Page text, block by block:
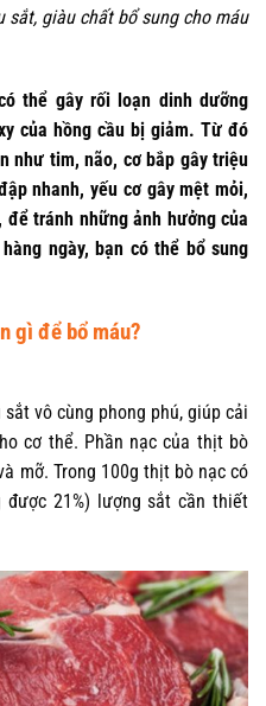
giàu chất bổ sung cho máu
thể gây rối loạn dinh dưỡng
của hồng cầu bị giảm. Từ đó
như tim, não, cơ bắp gây triệu
nhanh, yếu cơ gây mệt mỏi,
tránh những ảnh hưởng của
ngày, bạn có thể bổ sung
gì để bổ máu?
vô cùng phong phú, giúp cải
cơ thể. Phần nạc của thịt bò
mỡ. Trong 100g thịt bò nạc có
21%) lượng sắt cần thiết